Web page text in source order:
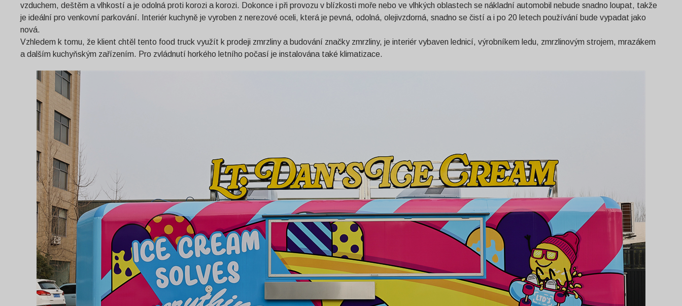
vzduchem, deštěm a vlhkostí a je odolná proti korozi a korozi. Dokonce i při provozu v blízkosti moře nebo ve vlhkých oblastech se nákladní automobil nebude snadno loupat, takže
je ideální pro venkovní parkování. Interiér kuchyně je vyroben z nerezové oceli, která je pevná, odolná, olejivzdorná, snadno se čistí a i po 20 letech používání bude vypadat jako
nová.
Vzhledem k tomu, že klient chtěl tento food truck využít k prodeji zmrzliny a budování značky zmrzliny, je interiér vybaven lednicí, výrobníkem ledu, zmrzlinovým strojem, mrazákem
a dalším kuchyňským zařízením. Pro zvládnutí horkého letního počasí je instalována také klimatizace.